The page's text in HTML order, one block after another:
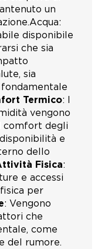
un
disponibile
che sia
sia
Termico: I
vengono
comfort degli
e
dello
Fisica:
e accessi
per
: Vengono
che
come
del rumore.